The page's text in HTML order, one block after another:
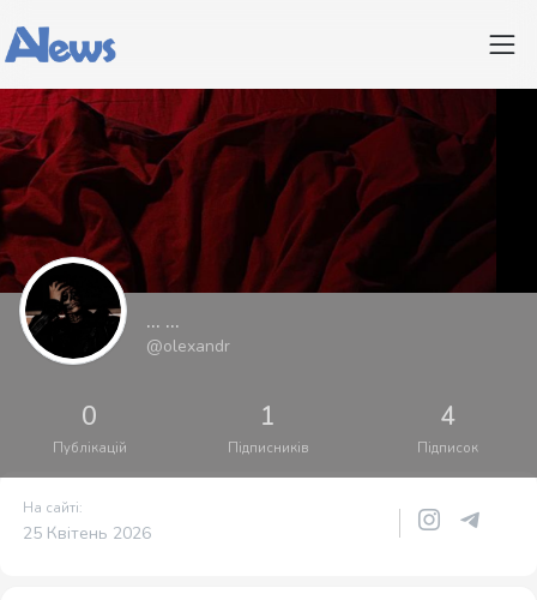
... ...
@olexandr
0
Публікацій
1
Підписників
4
Підписок
На сайті:
25 Квітень 2026